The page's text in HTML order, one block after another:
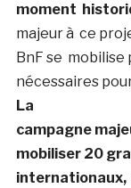
moment
majeur à ce
BnF se
nécessaires
La
campagne
mobiliser 20
internationaux,